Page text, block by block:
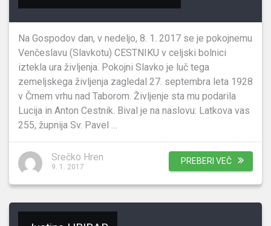
Na Gospodov dan, v nedeljo, 8. 1. 2017 se je pokojnemu
Venčeslavu (Slavkotu) CESTNIKU v celjski bolnici
iztekla ura življenja. Pokojni Slavko je luč tega
zemeljskega življenja zagledal 27. septembra leta 1928
v Črnem vrhu nad Taborom. Življenje sta mu podarila
Lucija in Anton Cestnik. Bival je na naslovu: Latkova vas
255, župnija Sv. Pavel …
PREBERI VEČ
Srečko Hren
9. 1. 2017